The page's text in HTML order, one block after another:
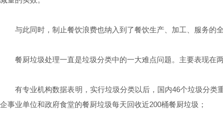
与此同时，制止餐饮浪费也纳入到了餐饮生产、加工、服务的
餐厨垃圾处理一直是垃圾分类中的一大难点问题。主要表现在
有专业机构数据表明，实行垃圾分类以后，国内46个垃圾分
企事业单位和政府食堂的餐厨垃圾每天回收近200桶餐厨垃圾；